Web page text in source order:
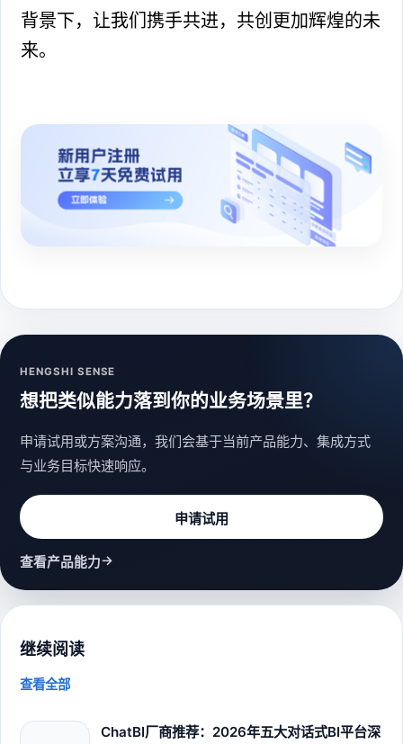
背景下，让我们携手共进，共创更加辉煌的未
来。
HENGSHI SENSE
想把类似能力落到你的业务场景里？
申请试用或方案沟通，我们会基于当前产品能力、集成方式
与业务目标快速响应。
申请试用
查看产品能力→
继续阅读
查看全部
ChatBI厂商推荐：2026年五大对话式BI平台深